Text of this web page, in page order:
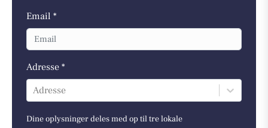
Email *
Adresse *
Adresse
Dine oplysninger deles med op til tre lokale